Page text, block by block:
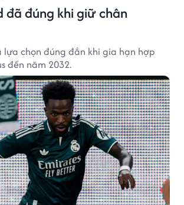
đã đúng khi giữ chân
lựa chọn đúng đắn khi gia hạn hợp
đến năm 2032.